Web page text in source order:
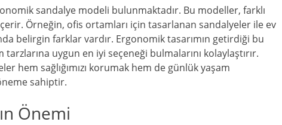
sandalye modeli bulunmaktadır. Bu modeller, farklı
Örneğin, ofis ortamları için tasarlanan sandalyeler ile ev
belirgin farklar vardır. Ergonomik tasarımın getirdiği bu
tarzlarına uygun en iyi seçeneği bulmalarını kolaylaştırır.
hem sağlığımızı korumak hem de günlük yaşam
sahiptir.
Önemi